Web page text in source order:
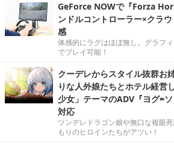
GeForce NOWで『Forza
ンドルコントローラー×クラ
感
体感的にラグはほぼ無し。グラフ
でプレイ可能！
クーデレからスタイル抜群お
りな人外娘たちとホテル経営
少女」テーマのADV『ヨグ=
対応
ツンデレドラゴン娘や無口な複眼
もりのヒロインたちがアツい！